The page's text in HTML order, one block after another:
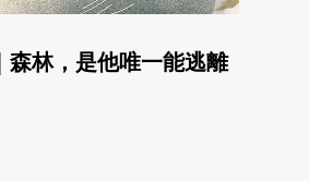
森林，是他唯一能逃離